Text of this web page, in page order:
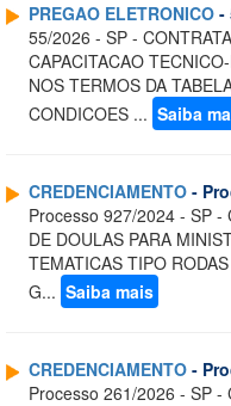
PREGAO ELETRONICO -
55/2026 - SP -
CAPACITACAO
NOS TERMOS DA
CONDICOES ... Saiba
CREDENCIAMENTO -
Processo 927/2024 - SP -
DE DOULAS PARA
TEMATICAS TIPO
G... Saiba mais
CREDENCIAMENTO -
Processo 261/2026 - SP -